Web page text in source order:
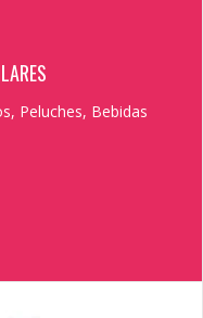
Peluches, Bebidas